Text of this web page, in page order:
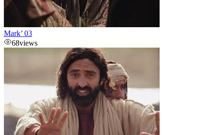
Mark’ 03
68views